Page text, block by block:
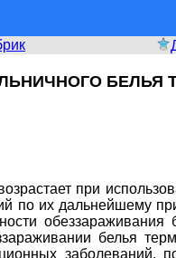
БЕЛЬЯ
при
по их дальнейшему
белья
заболеваний,